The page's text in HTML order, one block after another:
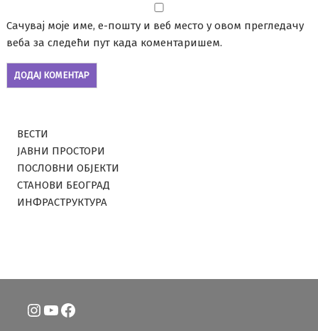
Сачувај моје име, е-пошту и веб место у овом прегледачу
веба за следећи пут када коментаришем.
ВЕСТИ
ЈАВНИ ПРОСТОРИ
ПОСЛОВНИ ОБЈЕКТИ
СТАНОВИ БЕОГРАД
ИНФРАСТРУКТУРА
Instagram
YouTube
Facebook